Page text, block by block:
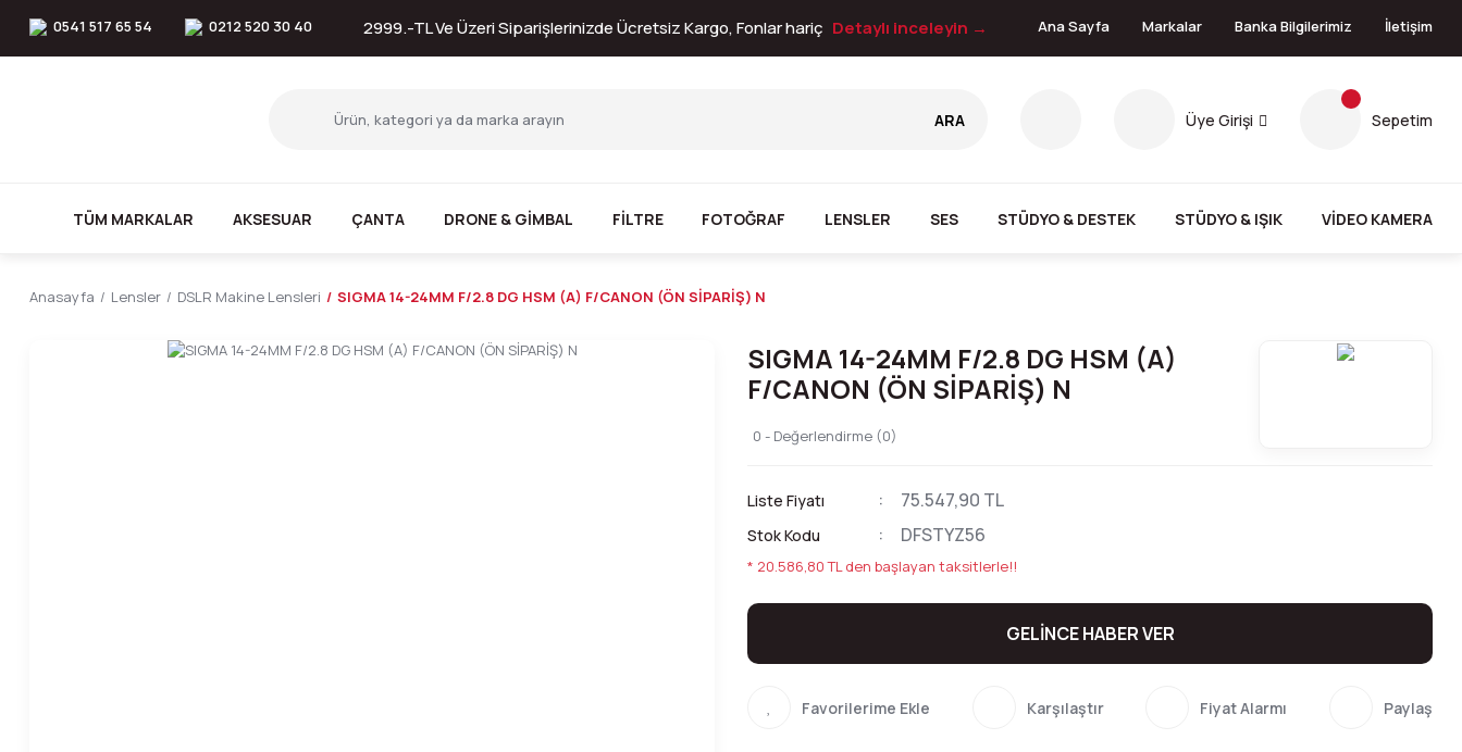
0541 517 65 54 0212 520 30 40 2999.-TL Ve Üzeri Siparişlerinizde Ücretsiz Kargo, Fonlar hariç Detaylı inceleyin → Ana Sayfa Markalar Banka Bilgilerimiz İletişim
ARA Üye Girişi Sepetim
TÜM MARKALAR AKSESUAR ÇANTA DRONE & GİMBAL FİLTRE FOTOĞRAF LENSLER SES STÜDYO & DESTEK STÜDYO & IŞIK VİDEO KAMERA
Anasayfa Lensler DSLR Makine Lensleri SIGMA 14-24MM F/2.8 DG HSM (A) F/CANON (ÖN SİPARİŞ) N
SIGMA 14-24MM F/2.8 DG HSM (A)
F/CANON (ÖN SİPARİŞ) N
0 - Değerlendirme (0)
Liste Fiyatı 75.547,90 TL
Stok Kodu DFSTYZ56
* 20.586,80 TL den başlayan taksitlerle!!
GELİNCE HABER VER
Karşılaştır Fiyat Alarmı Paylaş